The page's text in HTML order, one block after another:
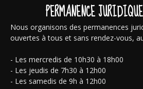
PERMANENCE
Nous organisons des permanences
ouvertes à tous et sans rendez-vous,
- Les mercredis de 10h30 à 18h00
- Les jeudis de 7h30 à 12h00
- Les samedis de 9h à 12h00